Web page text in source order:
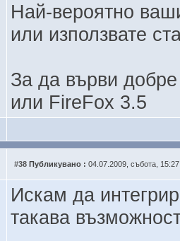
Най-вероятно
или използвате
За да върви
или FireFox 3.5
#38 Публикувано : 04.07.2009, събота,
Искам да
такава